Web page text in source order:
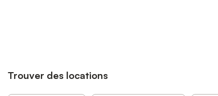
Trouver des locations